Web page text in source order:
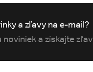
a zľavy na e-mail?
a získajte